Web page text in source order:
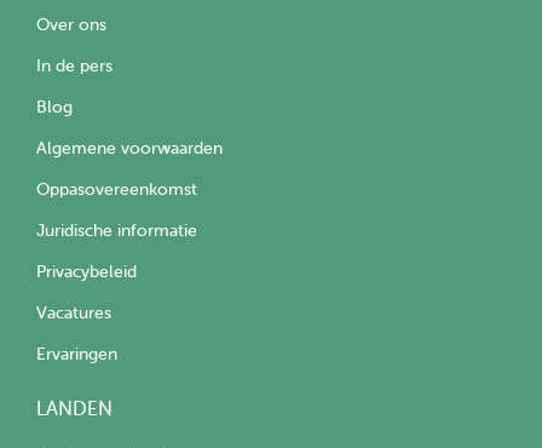
Over ons
In de pers
Blog
Algemene voorwaarden
Oppasovereenkomst
Juridische informatie
Privacybeleid
Vacatures
Ervaringen
LANDEN